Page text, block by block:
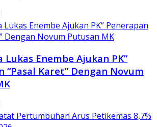
Lukas Enembe Ajukan PK”
“Pasal Karet” Dengan Novum